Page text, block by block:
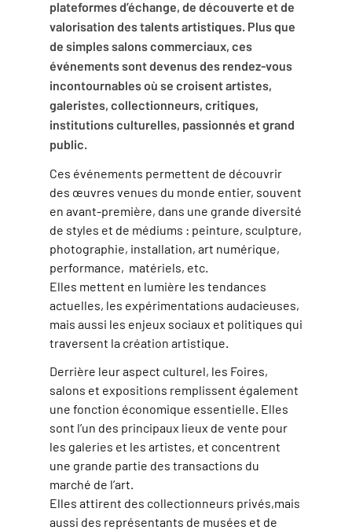
plateformes d’échange, de découverte et de
valorisation des talents artistiques. Plus que
de simples salons commerciaux, ces
événements sont devenus des rendez-vous
incontournables où se croisent artistes,
galeristes, collectionneurs, critiques,
institutions culturelles, passionnés et grand
public.
Ces événements permettent de découvrir
des œuvres venues du monde entier, souvent
en avant-première, dans une grande diversité
de styles et de médiums : peinture, sculpture,
photographie, installation, art numérique,
performance, matériels, etc.
Elles mettent en lumière les tendances
actuelles, les expérimentations audacieuses,
mais aussi les enjeux sociaux et politiques qui
traversent la création artistique.
Derrière leur aspect culturel, les Foires,
salons et expositions remplissent également
une fonction économique essentielle. Elles
sont l’un des principaux lieux de vente pour
les galeries et les artistes, et concentrent
une grande partie des transactions du
marché de l’art.
Elles attirent des collectionneurs privés,mais
aussi des représentants de musées et de